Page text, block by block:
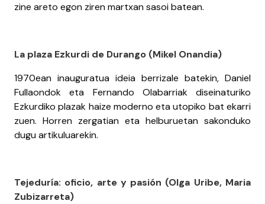
zine areto egon ziren martxan sasoi batean.
La plaza Ezkurdi de Durango (Mikel Onandia)
1970ean inauguratua ideia berrizale batekin, Daniel
Fullaondok eta Fernando Olabarriak diseinaturiko
Ezkurdiko plazak haize moderno eta utopiko bat ekarri
zuen. Horren zergatian eta helburuetan sakonduko
dugu artikuluarekin.
Tejeduría: oficio, arte y pasión (Olga Uribe, Maria
Zubizarreta)